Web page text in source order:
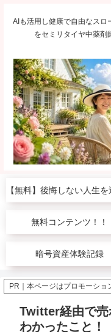
AIも活用し健康で自由なスロ
をセミリタイヤ中薬剤
無料コンテンツ！！
暗号資産体験記録
PR｜本ページはプロモーショ
Twitter経由で売
わかったこと！